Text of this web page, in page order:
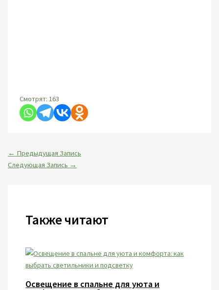
Смотрят: 163
← Предыдущая Запись
Следующая Запись →
Также читают
Освещение в спальне для уюта и